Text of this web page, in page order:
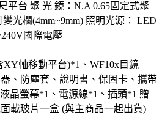
平台 聚 光 鏡：N.A 0.65固定式聚
欄(4mm~9mm) 照明光源： LED
國際電壓
軸移動平台)*1、WF10x目鏡
、防塵套、說明書、保固卡、攜帶
晶螢幕*1、電源線*1、插頭*1 贈
載玻片一盒 (與主商品一起出貨)